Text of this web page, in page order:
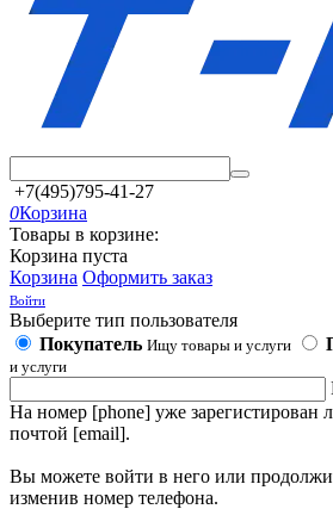
+7(495)795-41-27
0Корзина
Товары в корзине:
Корзина пуста
Корзина Оформить заказ
Войти
Выберите тип пользователя
Покупатель Ищу товары и услуги
и услуги
На номер [phone] уже зарегистирован
почтой [email].
Вы можете войти в него или
изменив номер телефона.